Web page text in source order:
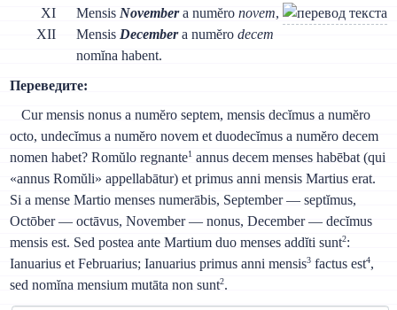
XI
XII
Mensis Novemberа numĕro novem,
Mensis Decemberа numĕro decem
nomĭna habent.
Переведите:
Cur mensis nonus a numĕro septem, mensis decĭmus a numĕro
octo, undecĭmus a numĕro novem et duodecĭmus a numĕro decem
nomen habet? Romŭlo regnante1 annus decem menses habēbat (qui
«annus Romŭli» appellabātur) et primus anni mensis Martius erat.
Si a mense Martio menses numerābis, September — septĭmus,
Octōber — octāvus, November — nonus, December — decĭmus
mensis est. Sed postea ante Martium duo menses addĭti sunt2:
Ianuarius et Februarius; Ianuarius primus anni mensis3 factus est4,
sed nomĭna mensium mutāta non sunt2.